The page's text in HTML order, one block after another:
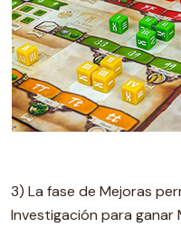
3) La fase de Mejoras
Investigación para ganar